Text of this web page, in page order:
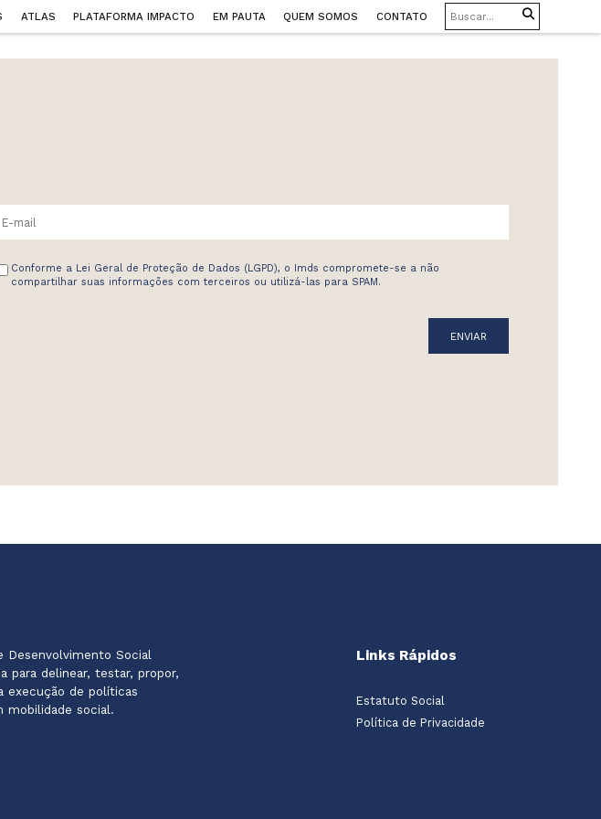
ATLAS PLATAFORMA IMPACTO EM PAUTA QUEM SOMOS CONTATO
Conforme a Lei Geral de Proteção de Dados (LGPD), o Imds compromete-se a não
compartilhar suas informações com terceiros ou utilizá-las para SPAM.
Desenvolvimento Social
para delinear, testar, propor,
execução de políticas
mobilidade social.
Links Rápidos
Estatuto Social
Política de Privacidade